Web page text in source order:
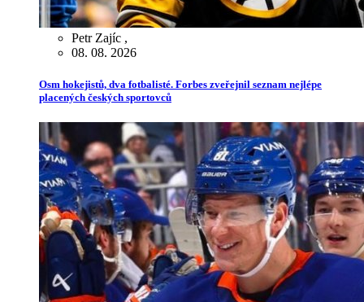
Petr Zajíc ,
08. 08. 2026
Osm hokejistů, dva fotbalisté. Forbes zveřejnil seznam nejlépe
placených českých sportovců